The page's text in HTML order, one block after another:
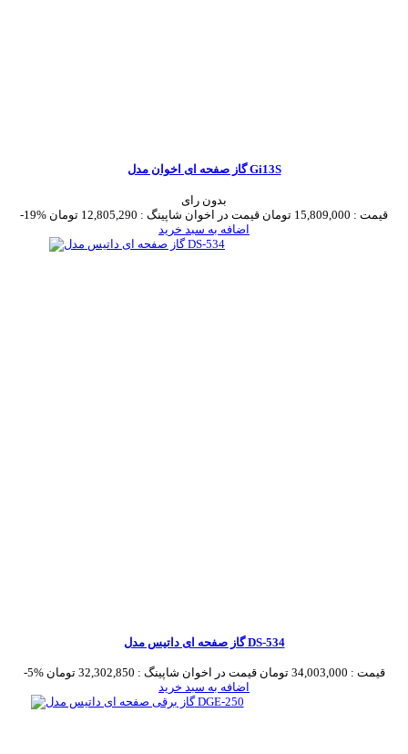
گاز صفحه ای اخوان مدل Gi13S
بدون رای
-19%
قیمت : 15,809,000 تومان قیمت در اخوان شاپینگ : 12,805,290 تومان
اضافه به سبد خرید
گاز صفحه ای داتیس مدل DS-534
-5% قیمت : 34,003,000 تومان قیمت در اخوان شاپینگ : 32,302,850 تومان
اضافه به سبد خرید